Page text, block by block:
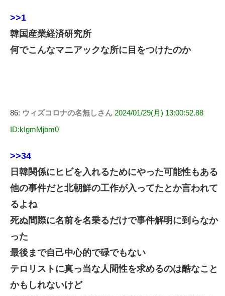
>>1
韓国産業経済研究所
何でこんなマニアックな所に目をつけたのか
86: ウィズコロナの名無しさん 2024/01/29(月) 13:00:52.88
ID:kIgmMjbm0
>>34
日韓関係にヒビを入れるためにやった可能性もある
他の事件だと北朝鮮の工作が入ってたとか言われて
るよね
死ぬ間際に名前を名乗るだけで事件解明に到らなか
った
最後まで自己中心的で碌でもない
テロリストに真っ当な人間性を求めるのは酷なこと
かもしれないけど